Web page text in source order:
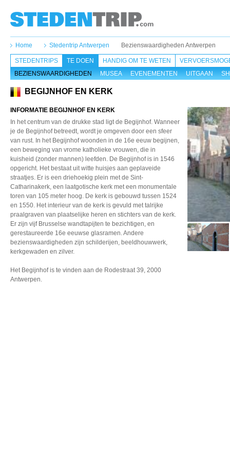
Home Stedentrip Antwerpen Bezienswaardigheden Antwerpen
STEDENTRIPS
TE DOEN
BEZIENSWAARDIGHEDEN
MUSEA EVENEMENTEN UITGAAN
HANDIG OM TE WETEN
BEGIJNHOF EN KERK
INFORMATIE BEGIJNHOF EN KERK
In het centrum van de drukke stad ligt de Begijnhof. Wanneer
je de Begijnhof betreedt, wordt je omgeven door een sfeer
van rust. In het Begijnhof woonden in de 16e eeuw begijnen,
een beweging van vrome katholieke vrouwen, die in
kuisheid (zonder mannen) leefden. De Begijnhof is in 1546
opgericht. Het bestaat uit witte huisjes aan geplaveide
straatjes. Er is een driehoekig plein met de Sint-
Catharinakerk, een laatgotische kerk met een monumentale
toren van 105 meter hoog. De kerk is gebouwd tussen 1524
en 1550. Het interieur van de kerk is gevuld met talrijke
praalgraven van plaatselijke heren en stichters van de kerk.
Er zijn vijf Brusselse wandtapijten te bezichtigen, en
gerestaureerde 16e eeuwse glasramen. Andere
bezienswaardigheden zijn schilderijen, beeldhouwwerk,
kerkgewaden en zilver.
Het Begijnhof is te vinden aan de Rodestraat 39, 2000
Antwerpen.